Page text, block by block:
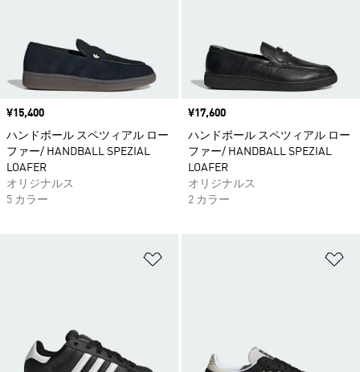
価格
¥15,400
ハンドボール スペツィアル ロー
ファー/ HANDBALL SPEZIAL
LOAFER
オリジナルス
5 カラー
価格
¥17,600
ハンドボール スペツィアル ロー
ファー/ HANDBALL SPEZIAL
LOAFER
オリジナルス
2 カラー